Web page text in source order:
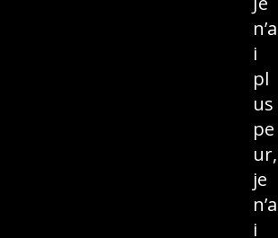
n’a
i
pl
us
pe
ur,
je
n’a
i